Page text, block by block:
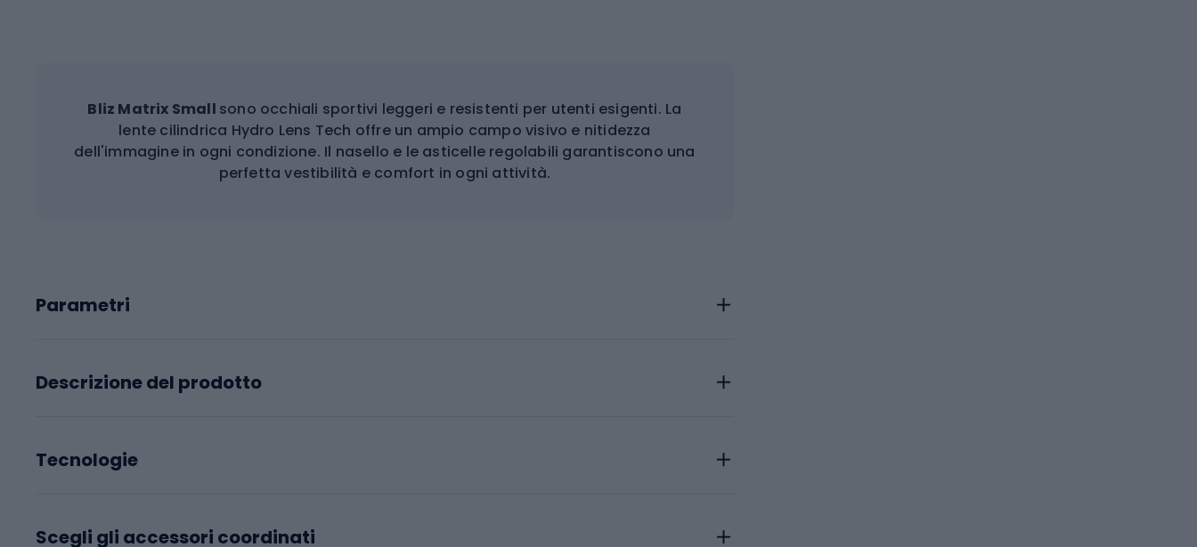
Bliz Matrix Small sono occhiali sportivi leggeri e resistenti per utenti esigenti. La
lente cilindrica Hydro Lens Tech offre un ampio campo visivo e nitidezza
dell'immagine in ogni condizione. Il nasello e le asticelle regolabili garantiscono una
perfetta vestibilità e comfort in ogni attività.
Parametri
Descrizione del prodotto
Tecnologie
Scegli gli accessori coordinati